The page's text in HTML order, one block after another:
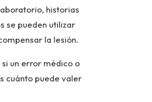
historias
se pueden utilizar
la lesión.
un error médico o
cuánto puede valer